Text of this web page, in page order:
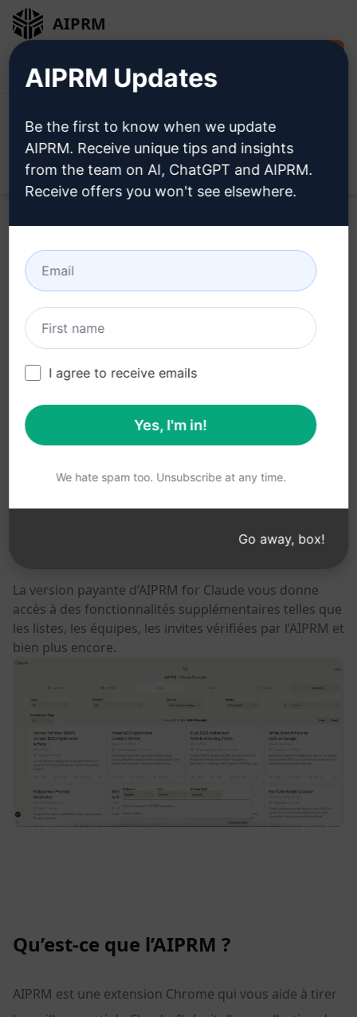
AIPRM
Démarrer gratuitement
avec plus de 4 500 invites
Home / Produits AIPRM /
Installer AIPRM pour Claude
L’édition gratuite d’AIPRM for Claude vous permet
d’utiliser des milliers d’invites communautaires.
La version payante d’AIPRM for Claude vous donne
accès à des fonctionnalités supplémentaires telles que
les listes, les équipes, les invites vérifiées par l’AIPRM et
bien plus encore.
Qu’est-ce que l’AIPRM ?
AIPRM est une extension Chrome qui vous aide à tirer
AIPRM Updates
Be the first to know when we update
AIPRM. Receive unique tips and insights
from the team on AI, ChatGPT and AIPRM.
Receive offers you won't see elsewhere.
I agree to receive emails
Yes, I'm in!
We hate spam too. Unsubscribe at any time.
Go away, box!